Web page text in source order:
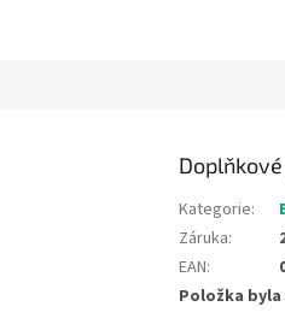
Kategorie:
Záruka:
EAN:
Položka